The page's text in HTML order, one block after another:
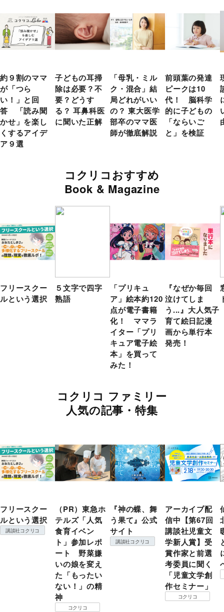
約９割のママ
が「つら
い！」と回
答 「読み聞
かせ」を楽し
くするアイデ
ア９選
子どもの耳掃
除は必要？不
要？どうす
る？ 耳鼻科医
に聞いた正解
「母乳・ミル
ク・混合」結
局どれがいい
の？ 東大医学
部卒のママ医
師が徹底解説
前頭葉の発達
ピークは10
代！ 脳科学
的に子どもの
「ならいご
と」を検証
コクリコおすすめ
Book & Magazine
フリースクー
ルという選択
５文字で四字
熟語
「プリキュ
ア」絵本約120
点が電子書籍
化！ ママラ
イター「プリ
キュア電子絵
本」を買って
みた！
『なぜか毎回
泣けてしま
う...』大人気子
育て絵日記漫
画から単行本
発売！
コクリコ ファミリー
人気の記事・特集
フリースクー
ルという選択
講談社コクリコ
（PR）東急ホ
テルズ「人気
食育イベン
ト」参加レポ
ート 野菜嫌
いの娘を変え
た「もったい
ない！」の精
神
コクリコ
『神の蝶、舞
う果て』公式
サイト
講談社コクリコ
アーカイブ配
信中【第67回
講談社児童文
学新人賞】受
賞作家と前選
考委員に聞く
「児童文学創
作セミナー」
コクリコ